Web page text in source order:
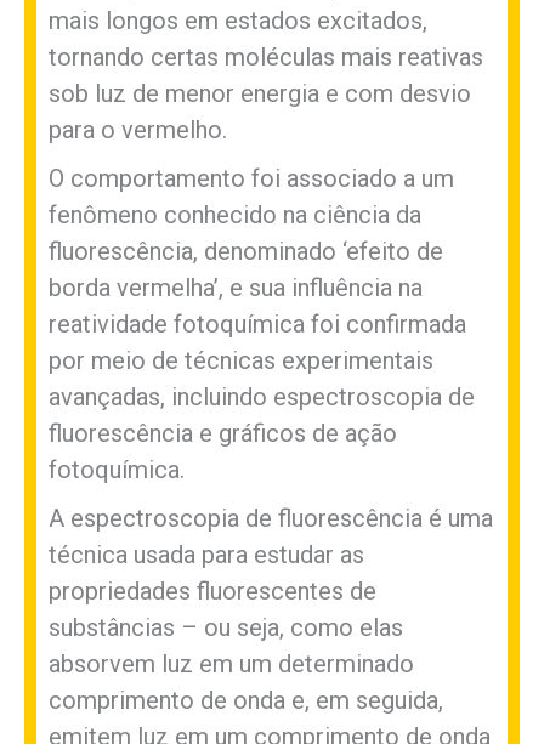
mais longos em estados excitados,
tornando certas moléculas mais reativas
sob luz de menor energia e com desvio
para o vermelho.
O comportamento foi associado a um
fenômeno conhecido na ciência da
fluorescência, denominado ‘efeito de
borda vermelha’, e sua influência na
reatividade fotoquímica foi confirmada
por meio de técnicas experimentais
avançadas, incluindo espectroscopia de
fluorescência e gráficos de ação
fotoquímica.
A espectroscopia de fluorescência é uma
técnica usada para estudar as
propriedades fluorescentes de
substâncias – ou seja, como elas
absorvem luz em um determinado
comprimento de onda e, em seguida,
emitem luz em um comprimento de onda